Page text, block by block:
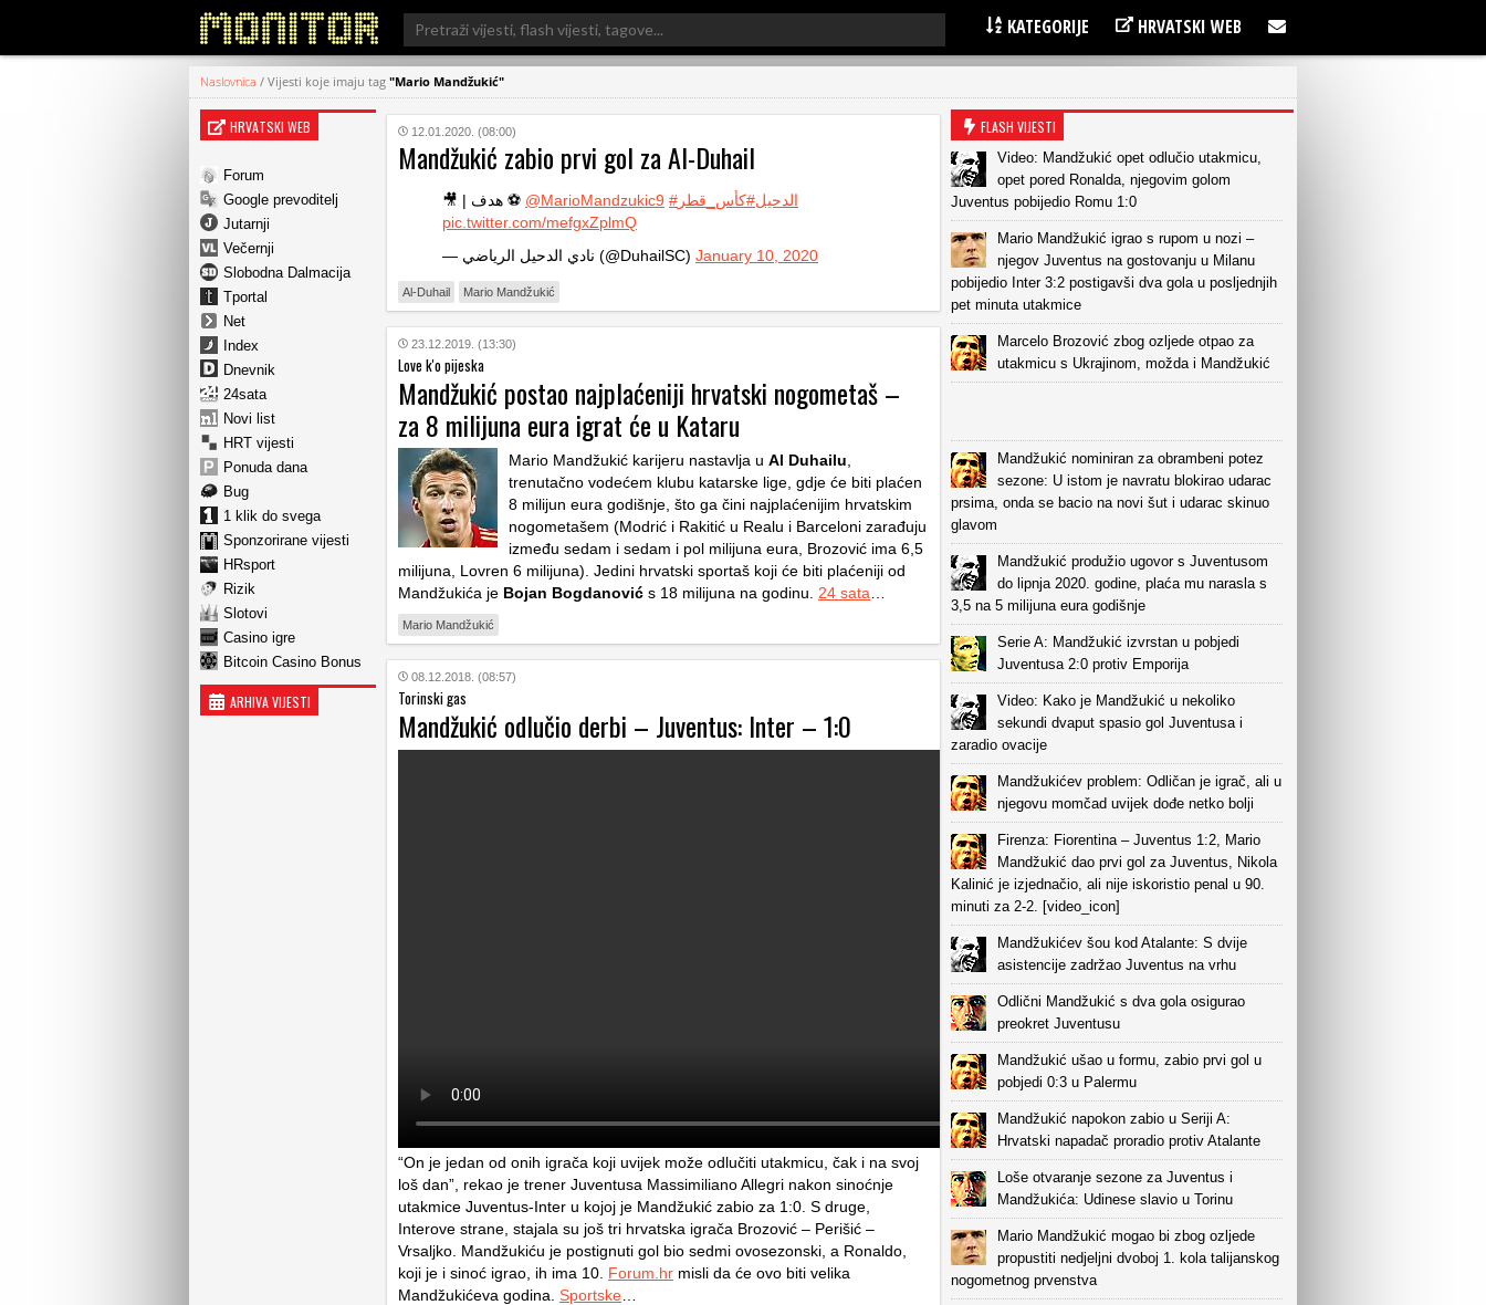
Search
for:
KATEGORIJE HRVATSKI WEB
Naslovnica / Vijesti koje imaju tag "Mario Mandžukić"
HRVATSKI WEB
Forum
Google prevoditelj
Jutarnji
Večernji
Slobodna Dalmacija
Tportal
Net
Index
Dnevnik
24sata
Novi list
HRT vijesti
Ponuda dana
Bug
1 klik do svega
Sponzorirane vijesti
HRsport
Rizik
Slotovi
Casino igre
Bitcoin Casino Bonus
ARHIVA VIJESTI
12.01.2020. (08:00)
Mandžukić zabio prvi gol za Al-Duhail
🎥 | هدف ⚽️ @MarioMandzukic9 #الدحيل#كأس_قطر
pic.twitter.com/mefgxZplmQ
— نادي الدحيل الرياضي (@DuhailSC) January 10, 2020
Al-Duhail Mario Mandžukić
23.12.2019. (13:30)
Love k'o pijeska
Mandžukić postao najplaćeniji hrvatski nogometaš –
za 8 milijuna eura igrat će u Kataru
Mario Mandžukić karijeru nastavlja u Al Duhailu
trenutačno vodećem klubu katarske lige, gdje će biti plaćen
8 milijun eura godišnje, što ga čini najplaćenijim hrvatskim
nogometašem (Modrić i Rakitić u Realu i Barceloni zarađuju
između sedam i sedam i pol milijuna eura, Brozović ima 6,5
milijuna, Lovren 6 milijuna). Jedini hrvatski sportaš koji će biti plaćeniji od
Mandžukića je Bojan Bogdanović s 18 milijuna na godinu. 24 sata
Mario Mandžukić
08.12.2018. (08:57)
Torinski gas
Mandžukić odlučio derbi – Juventus: Inter – 1:0
“On je jedan od onih igrača koji uvijek može odlučiti utakmicu, čak i na svoj
loš dan”, rekao je trener Juventusa Massimiliano Allegri nakon sinoćnje
utakmice Juventus-Inter u kojoj je Mandžukić zabio za 1:0. S druge,
Interove strane, stajala su još tri hrvatska igrača Brozović – Perišić –
Vrsaljko. Mandžukiću je postignuti gol bio sedmi ovosezonski, a Ronaldo,
koji je i sinoć igrao, ih ima 10. Forum.hr misli da će ovo biti velika
Mandžukićeva godina. Sportske
FLASH VIJESTI
Video: Mandžukić opet odlučio utakmicu,
opet pored Ronalda, njegovim golom
Juventus pobijedio Romu 1:0
Mario Mandžukić igrao s rupom u nozi –
njegov Juventus na gostovanju u Milanu
pobijedio Inter 3:2 postigavši dva gola u posljednjih
pet minuta utakmice
Marcelo Brozović zbog ozljede otpao za
utakmicu s Ukrajinom, možda i Mandžukić
Mandžukić nominiran za obrambeni potez
sezone: U istom je navratu blokirao udarac
prsima, onda se bacio na novi šut i udarac skinuo
glavom
Mandžukić produžio ugovor s Juventusom
do lipnja 2020. godine, plaća mu narasla s
3,5 na 5 milijuna eura godišnje
Serie A: Mandžukić izvrstan u pobjedi
Juventusa 2:0 protiv Emporija
Video: Kako je Mandžukić u nekoliko
sekundi dvaput spasio gol Juventusa i
zaradio ovacije
Mandžukićev problem: Odličan je igrač, ali u
njegovu momčad uvijek dođe netko bolji
Firenza: Fiorentina – Juventus 1:2, Mario
Mandžukić dao prvi gol za Juventus, Nikola
Kalinić je izjednačio, ali nije iskoristio penal u 90.
minuti za 2-2. [video_icon]
Mandžukićev šou kod Atalante: S dvije
asistencije zadržao Juventus na vrhu
Odlični Mandžukić s dva gola osigurao
preokret Juventusu
Mandžukić ušao u formu, zabio prvi gol u
pobjedi 0:3 u Palermu
Mandžukić napokon zabio u Seriji A:
Hrvatski napadač proradio protiv Atalante
Loše otvaranje sezone za Juventus i
Mandžukića: Udinese slavio u Torinu
Mario Mandžukić mogao bi zbog ozljede
propustiti nedjeljni dvoboj 1. kola talijanskog
nogometnog prvenstva